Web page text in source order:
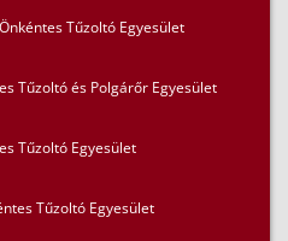
Tűzoltó Egyesület
Tűzoltó és Polgárőr Egyesület
Tűzoltó Egyesület
Tűzoltó Egyesület